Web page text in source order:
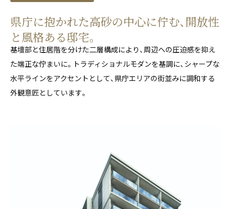
県庁に抱かれた高砂の中心に佇む、開放性
と風格ある邸宅。
基壇部と住居階を分けた二層構成により、周辺への圧迫感を抑え
た端正な佇まいに。トラディショナルモダンを基調に、シャープな
水平ラインをアクセントとして、県庁エリアの街並みに調和する
外観意匠としています。